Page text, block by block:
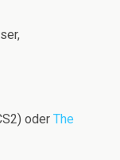
oderThe